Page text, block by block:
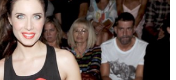
Carlota Corredera y Javier de Hoyos: "La tele tiene que representar al público también y aquí están todos los perfiles posibles&quo;